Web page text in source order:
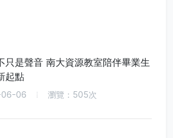
只是聲音 南大資源教室陪伴畢業生
起點
06 瀏覽：505次